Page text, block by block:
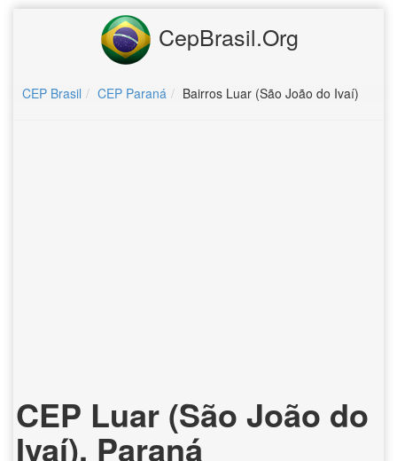
CepBrasil.Org
CEP Brasil CEP Paraná Bairros Luar (São João do Ivaí)
CEP Luar (São João do
Ivaí), Paraná